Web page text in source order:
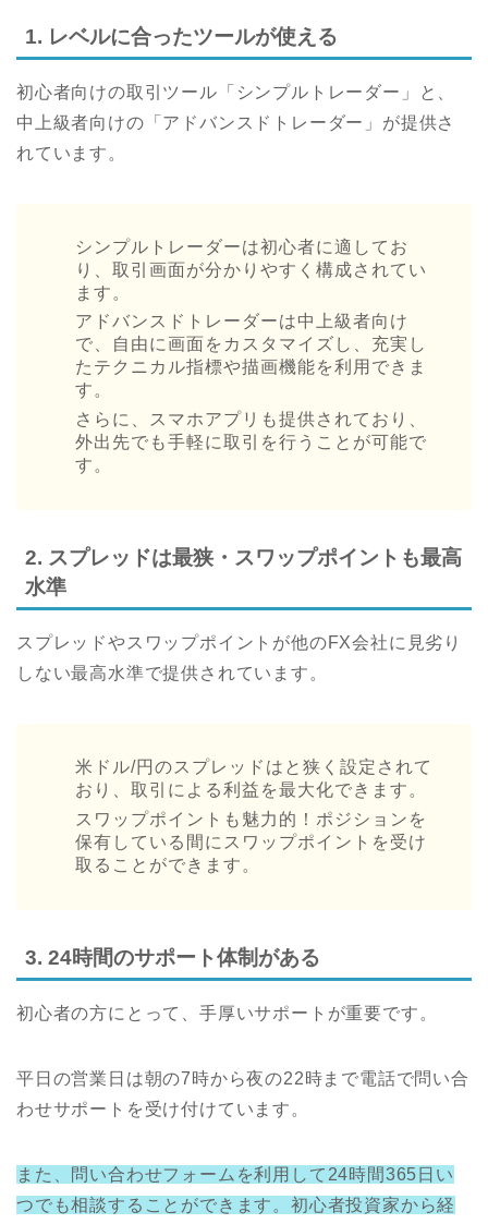
1. レベルに合ったツールが使える
初心者向けの取引ツール「シンプルトレーダー」と、
中上級者向けの「アドバンスドトレーダー」が提供さ
れています。
シンプルトレーダーは初心者に適してお
り、取引画面が分かりやすく構成されてい
ます。
アドバンスドトレーダーは中上級者向け
で、自由に画面をカスタマイズし、充実し
たテクニカル指標や描画機能を利用できま
す。
さらに、スマホアプリも提供されており、
外出先でも手軽に取引を行うことが可能で
す。
2. スプレッドは最狭・スワップポイントも最高
水準
スプレッドやスワップポイントが他のFX会社に見劣り
しない最高水準で提供されています。
米ドル/円のスプレッドはと狭く設定されて
おり、取引による利益を最大化できます。
スワップポイントも魅力的！ポジションを
保有している間にスワップポイントを受け
取ることができます。
3. 24時間のサポート体制がある
初心者の方にとって、手厚いサポートが重要です。
平日の営業日は朝の7時から夜の22時まで電話で問い合
わせサポートを受け付けています。
また、問い合わせフォームを利用して24時間365日い
つでも相談することができます。初心者投資家から経